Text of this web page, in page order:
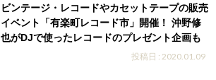
ビンテージ・レコードやカセットテープの販売
イベント「有楽町レコード市」開催！ 沖野修
也がDJで使ったレコードのプレゼント企画も
投稿日 : 2020.01.09